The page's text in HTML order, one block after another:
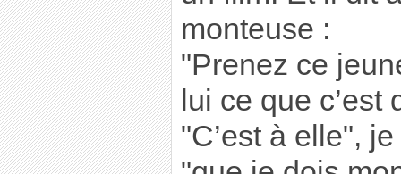
monteuse :
"Prenez ce
lui ce que
"C’est à elle",